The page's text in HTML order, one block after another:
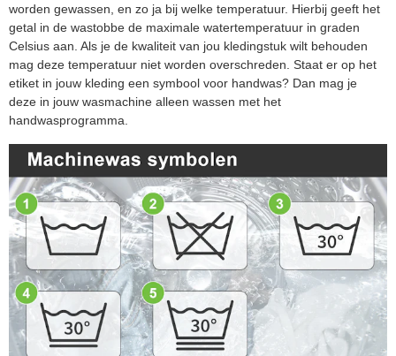
worden gewassen, en zo ja bij welke temperatuur. Hierbij geeft het
getal in de wastobbe de maximale watertemperatuur in graden
Celsius aan. Als je de kwaliteit van jou kledingstuk wilt behouden
mag deze temperatuur niet worden overschreden. Staat er op het
etiket in jouw kleding een symbool voor handwas? Dan mag je
deze in jouw wasmachine alleen wassen met het
handwasprogramma